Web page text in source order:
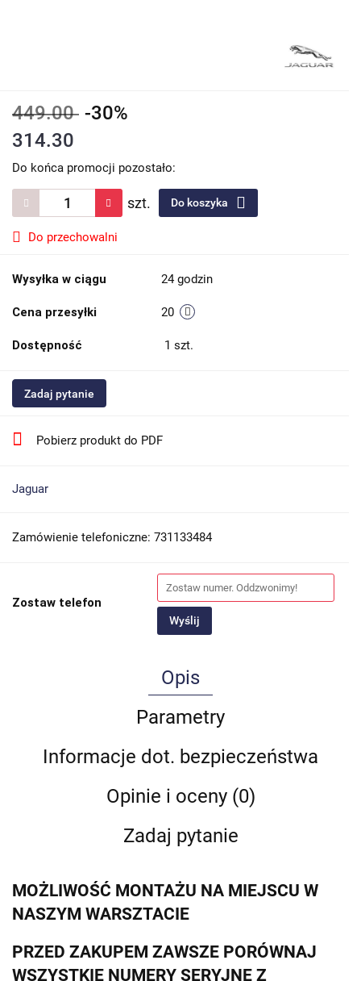
449.00 -30%
314.30
Do końca promocji pozostało:
szt. Do koszyka
Do przechowalni
Wysyłka w ciągu 24 godzin
Cena przesyłki 20
Dostępność 1 szt.
Zadaj pytanie
Pobierz produkt do PDF
Jaguar
Zamówienie telefoniczne: 731133484
Zostaw telefon
Wyślij
Opis
Parametry
Informacje dot. bezpieczeństwa
Opinie i oceny (0)
Zadaj pytanie
MOŻLIWOŚĆ MONTAŻU NA MIEJSCU W
NASZYM WARSZTACIE
PRZED ZAKUPEM ZAWSZE PORÓWNAJ
WSZYSTKIE NUMERY SERYJNE Z